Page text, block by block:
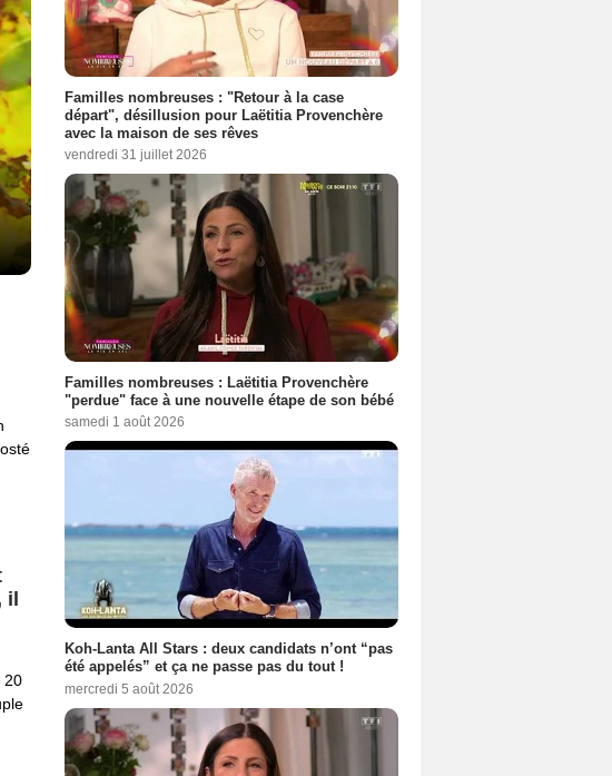
20
Familles nombreuses : "Retour à la case
départ", désillusion pour Laëtitia Provenchère
avec la maison de ses rêves
vendredi 31 juillet 2026
Familles nombreuses : Laëtitia Provenchère
"perdue" face à une nouvelle étape de son bébé
samedi 1 août 2026
Koh-Lanta All Stars : deux candidats n’ont “pas
été appelés” et ça ne passe pas du tout !
mercredi 5 août 2026